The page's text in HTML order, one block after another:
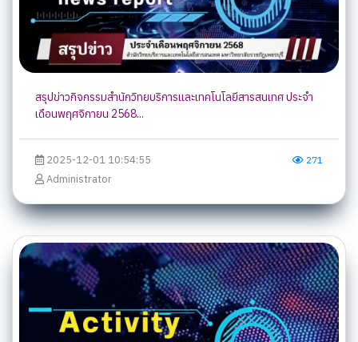
สรุปข่าวกิจกรรมสำนักวิทยบริการและเทคโนโลยีสารสนเทศ ประจำ
เดือนพฤศจิกายน 2568...
2025-12-01 10:54:55
Administrator
271